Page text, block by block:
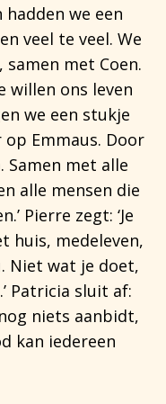
we een
veel te veel. We
met Coen.
willen ons leven
we een stukje
Emmaus. Door
Samen met alle
alle mensen die
Pierre zegt: ‘Je
huis, medeleven,
Niet wat je doet,
Patricia sluit af:
niets aanbidt,
kan iedereen